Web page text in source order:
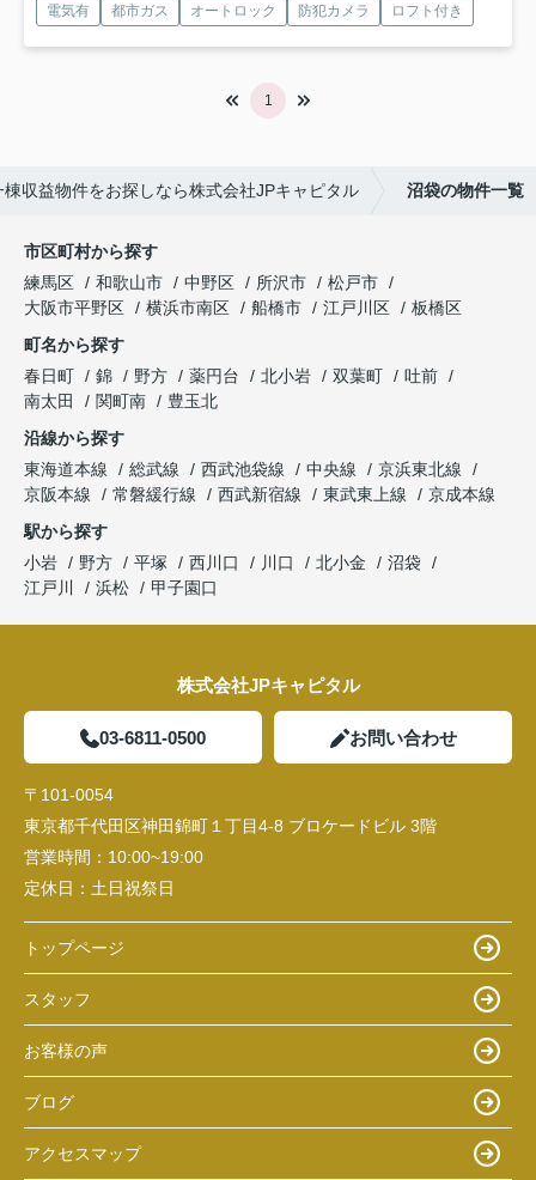
電気有 都市ガス オートロック 防犯カメラ ロフト付き
1
収益物件をお探しなら株式会社JPキャピタル 沼袋の物件一覧
市区町村から探す
練馬区
和歌山市 中野区 所沢市
松戸市
大阪市平野区
横浜市南区 船橋市 江戸川区
板橋区
町名から探す
春日町
錦 野方 薬円台 北小岩 双葉町
吐前
南太田
関町南
豊玉北
沿線から探す
東海道本線
総武線 西武池袋線 中央線
京浜東北線
京阪本線
常磐緩行線 西武新宿線 東武東上線
京成本線
駅から探す
小岩
野方 平塚 西川口 川口 北小金
沼袋
江戸川
浜松 甲子園口
株式会社JPキャピタル
03-6811-0500 お問い合わせ
〒101-0054
東京都千代田区神田錦町１丁目4-8 ブロケードビル 3階
営業時間： 10:00~19:00
定休日： 土日祝祭日
トップページ
スタッフ
お客様の声
ブログ
アクセスマップ